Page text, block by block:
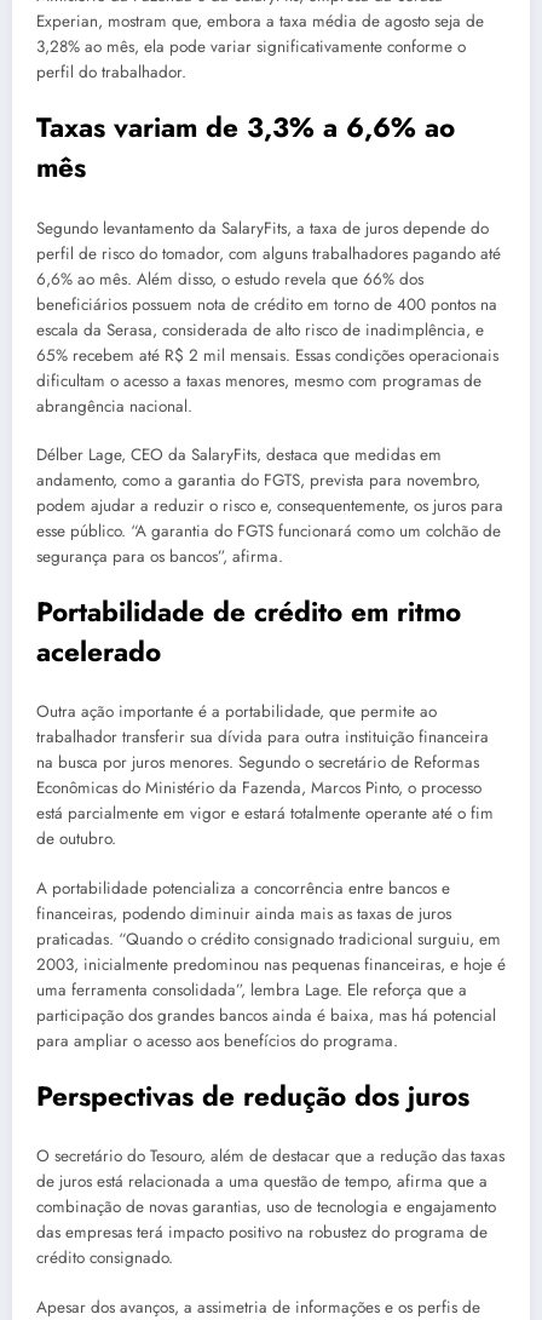
Experian, mostram que, embora a taxa média de agosto seja de
3,28% ao mês, ela pode variar significativamente conforme o
perfil do trabalhador.
Taxas variam de 3,3% a 6,6% ao
mês
Segundo levantamento da SalaryFits, a taxa de juros depende do
perfil de risco do tomador, com alguns trabalhadores pagando até
6,6% ao mês. Além disso, o estudo revela que 66% dos
beneficiários possuem nota de crédito em torno de 400 pontos na
escala da Serasa, considerada de alto risco de inadimplência, e
65% recebem até R$ 2 mil mensais. Essas condições operacionais
dificultam o acesso a taxas menores, mesmo com programas de
abrangência nacional.
Délber Lage, CEO da SalaryFits, destaca que medidas em
andamento, como a garantia do FGTS, prevista para novembro,
podem ajudar a reduzir o risco e, consequentemente, os juros para
esse público. “A garantia do FGTS funcionará como um colchão de
segurança para os bancos”, afirma.
Portabilidade de crédito em ritmo
acelerado
Outra ação importante é a portabilidade, que permite ao
trabalhador transferir sua dívida para outra instituição financeira
na busca por juros menores. Segundo o secretário de Reformas
Econômicas do Ministério da Fazenda, Marcos Pinto, o processo
está parcialmente em vigor e estará totalmente operante até o fim
de outubro.
A portabilidade potencializa a concorrência entre bancos e
financeiras, podendo diminuir ainda mais as taxas de juros
praticadas. “Quando o crédito consignado tradicional surguiu, em
2003, inicialmente predominou nas pequenas financeiras, e hoje é
uma ferramenta consolidada”, lembra Lage. Ele reforça que a
participação dos grandes bancos ainda é baixa, mas há potencial
para ampliar o acesso aos benefícios do programa.
Perspectivas de redução dos juros
O secretário do Tesouro, além de destacar que a redução das taxas
de juros está relacionada a uma questão de tempo, afirma que a
combinação de novas garantias, uso de tecnologia e engajamento
das empresas terá impacto positivo na robustez do programa de
crédito consignado.
Apesar dos avanços, a assimetria de informações e os perfis de